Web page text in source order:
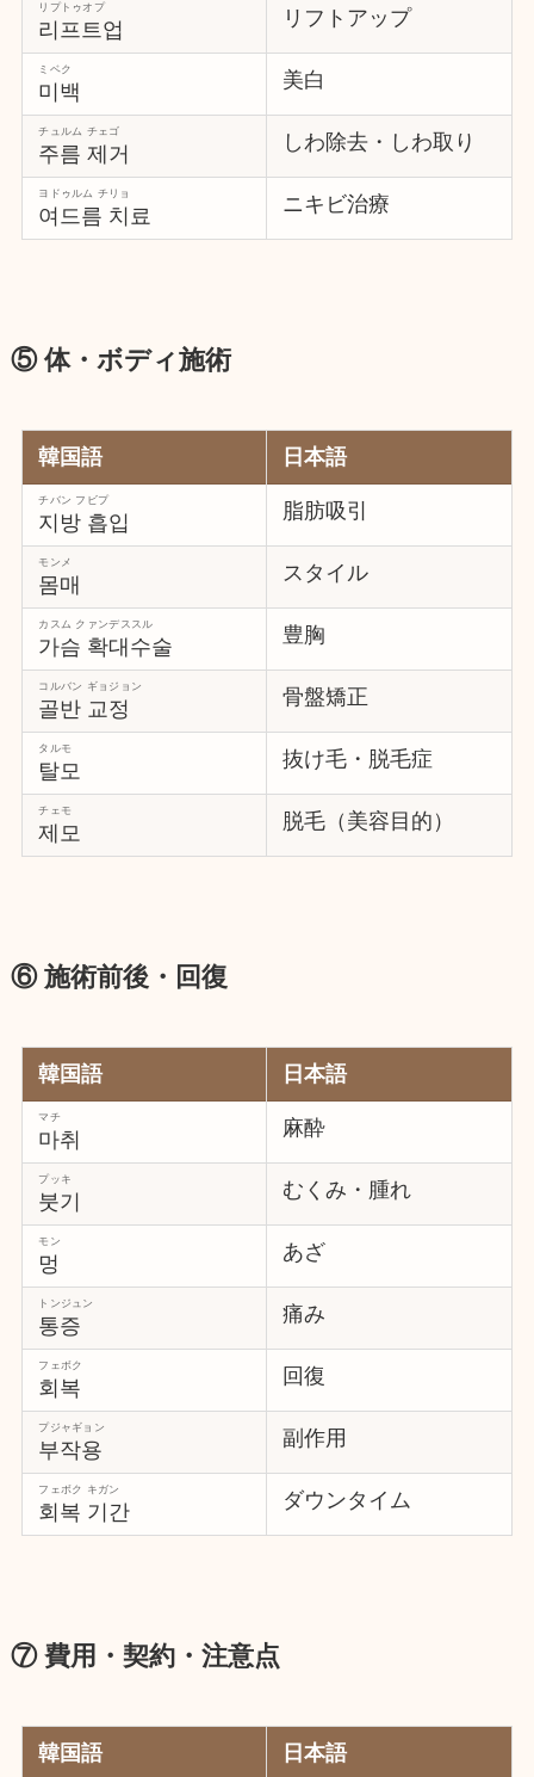
리프트업
リプトゥオプ リフトアップ
미백
ミベク 美白
주름 제거
チュルム チェゴ しわ除去・しわ取り
여드름 치료
ヨドゥルム チリョ ニキビ治療
⑤ 体・ボディ施術
韓国語 日本語
지방 흡입
チバン フビプ 脂肪吸引
몸매
モンメ スタイル
가슴 확대수술
カスム クァンデススル 豊胸
골반 교정
コルバン ギョジョン 骨盤矯正
탈모
タルモ 抜け毛・脱毛症
제모
チェモ 脱毛（美容目的）
⑥ 施術前後・回復
韓国語 日本語
마취
マチ 麻酔
붓기
プッキ むくみ・腫れ
멍
モン あざ
통증
トンジュン 痛み
회복
フェボク 回復
부작용
プジャギョン 副作用
회복 기간
フェボク キガン ダウンタイム
⑦ 費用・契約・注意点
韓国語 日本語